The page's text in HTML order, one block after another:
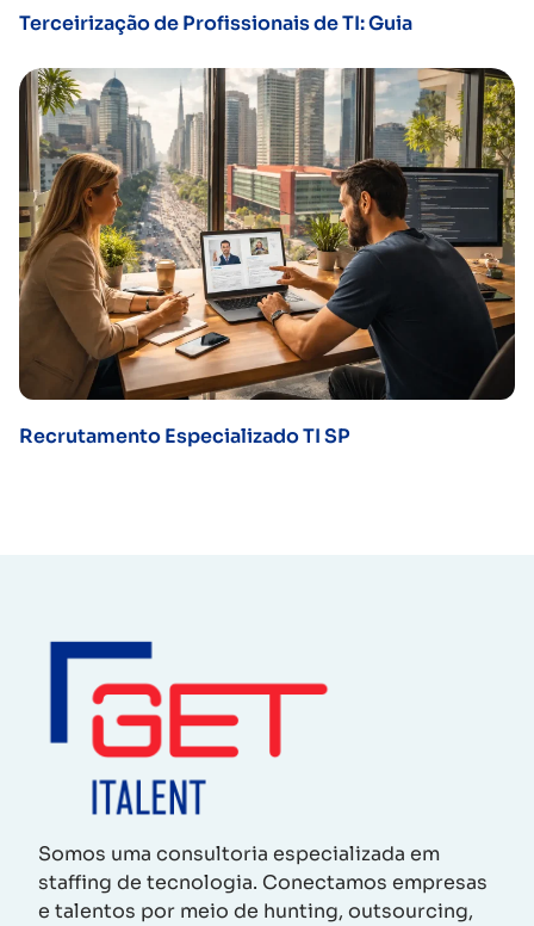
Terceirização de Profissionais de TI: Guia
Recrutamento Especializado TI SP
Somos uma consultoria especializada em
staffing de tecnologia. Conectamos empresas
e talentos por meio de hunting, outsourcing,